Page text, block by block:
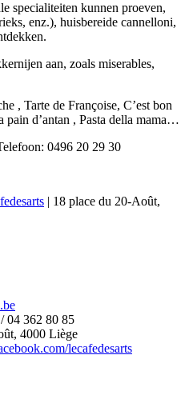
specialiteiten kunnen proeven,
enz.), huisbereide cannelloni,
aan, zoals miserables,
, Tarte de Françoise, C’est bon
pain d’antan , Pasta della mama…
0496 20 29 30
| 18 place du 20-Août,
04 362 80 85
4000 Liège
lecafedesarts